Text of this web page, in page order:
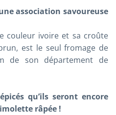
association savoureuse
couleur ivoire et sa croûte
est le seul fromage de
de son département de
qu’ils seront encore
râpée !